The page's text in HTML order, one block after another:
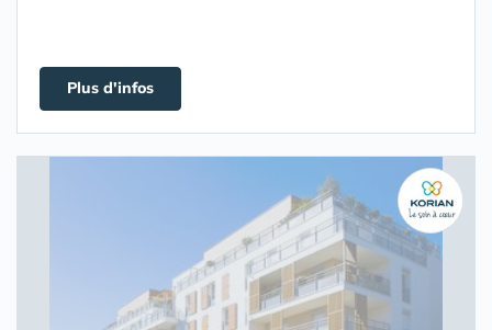
Plus d'infos